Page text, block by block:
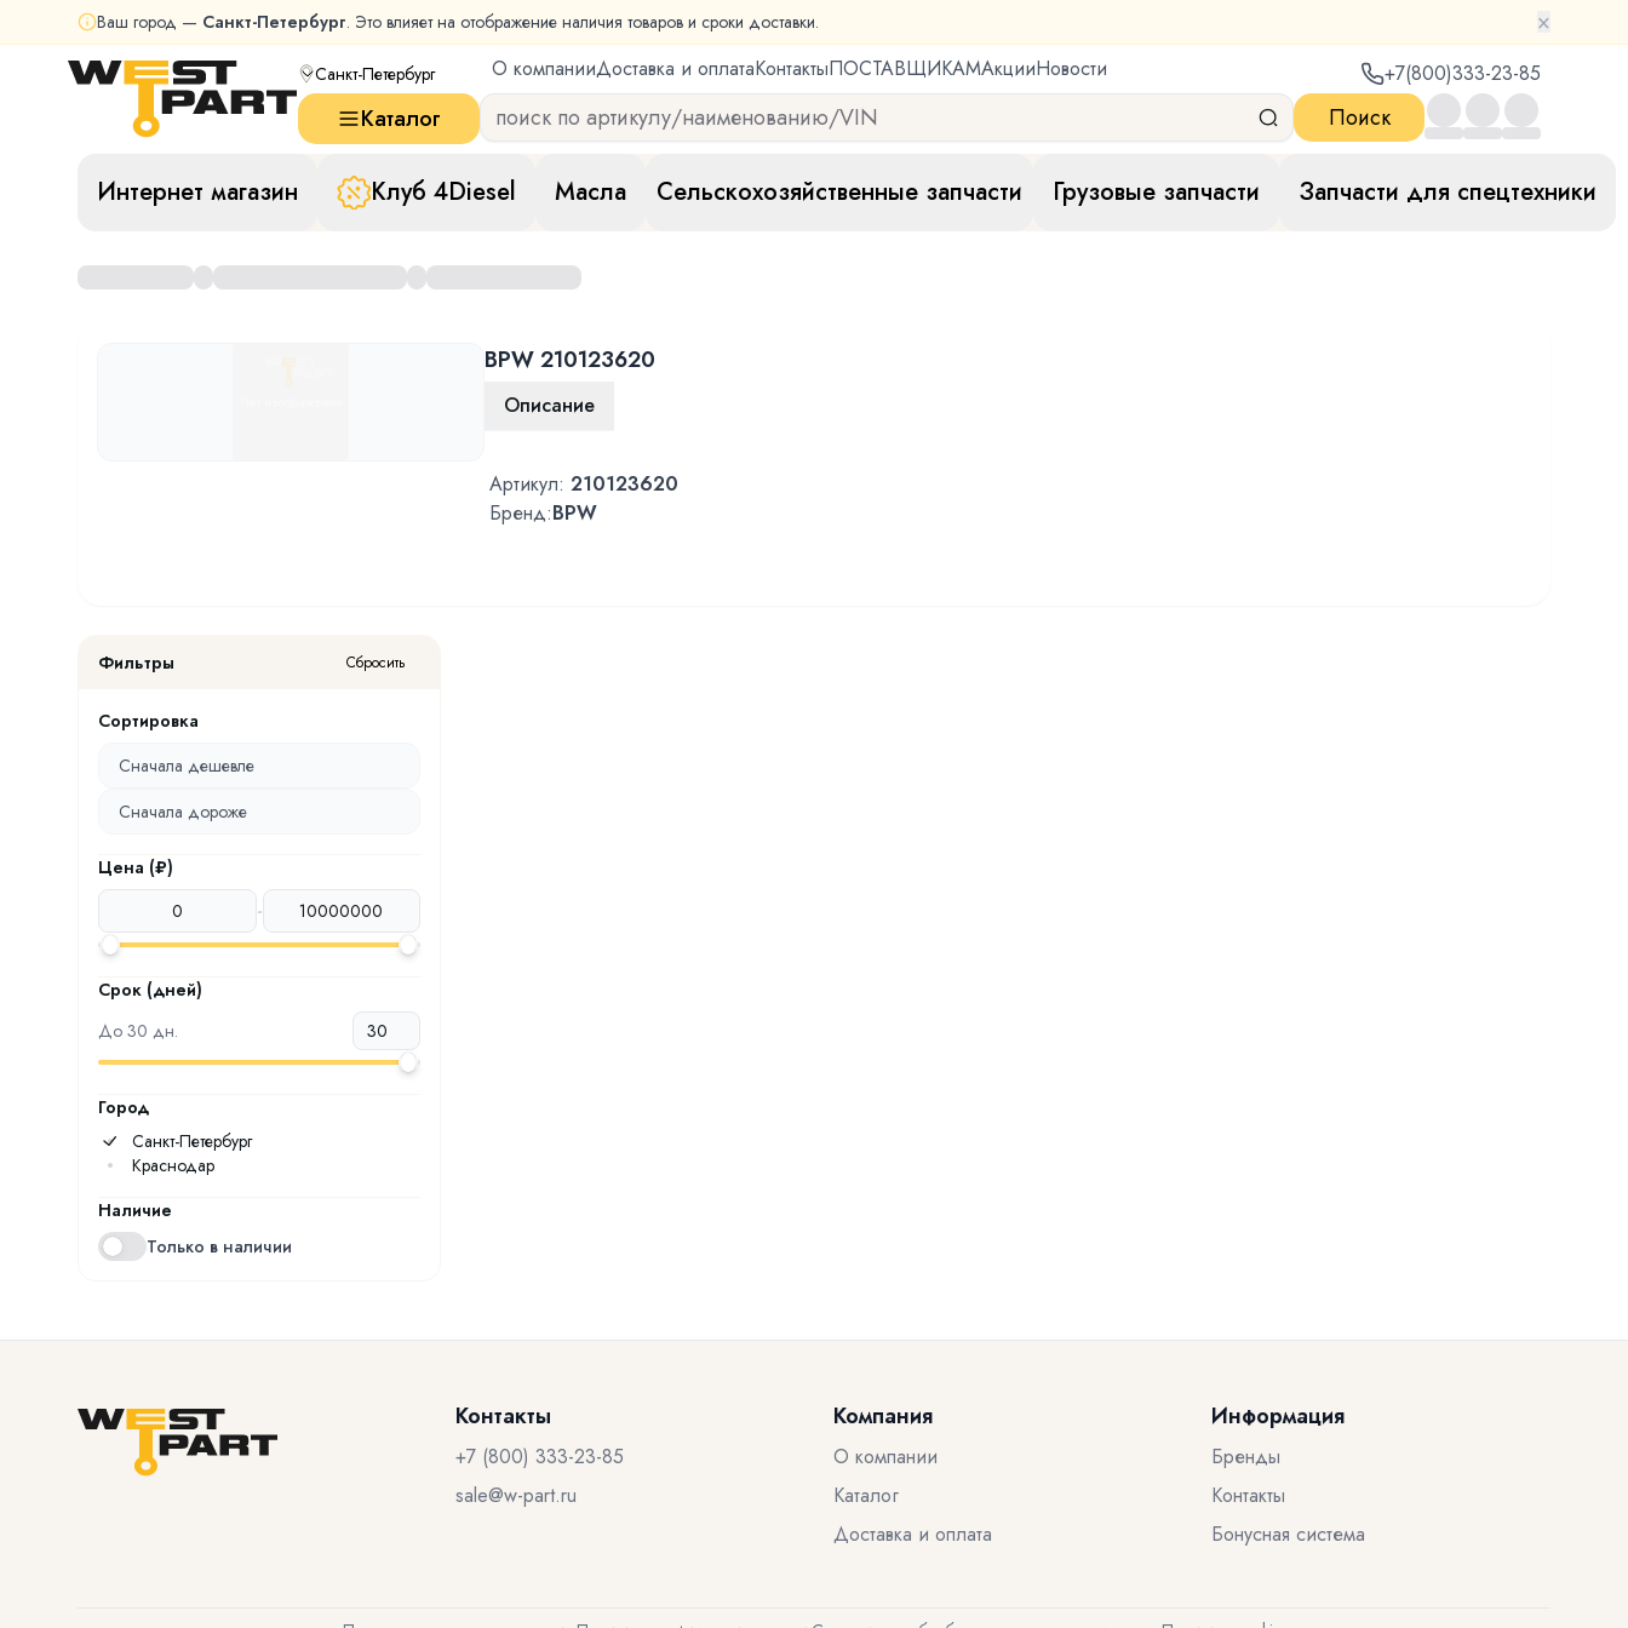
Ваш город — Санкт-Петербург. Это влияет на отображение наличия товаров и сроки доставки. ×
Санкт-Петербург О компанииДоставка и оплатаКонтактыПОСТАВЩИКАМАкцииНовости +7(800)333-23-85
Каталог Поиск
Интернет магазин Клуб 4Diesel Масла Сельскохозяйственные запчасти Грузовые запчасти Запчасти для спецтехники
BPW 210123620
Описание
Артикул: 210123620
Бренд:BPW
Фильтры Сбросить
Сортировка
Сначала дешевле
Сначала дороже
Цена (₽)
-
Срок (дней)
До 30 дн.
Город
Санкт-Петербург
Краснодар
Наличие
Только в наличии
Контакты
+7 (800) 333-23-85
sale@w-part.ru
Компания
О компании
Каталог
Доставка и оплата
Информация
Бренды
Контакты
Бонусная система